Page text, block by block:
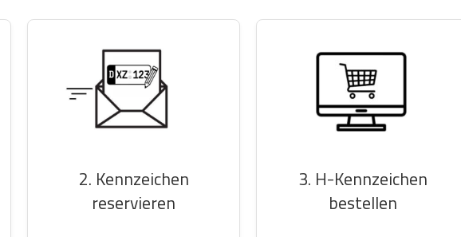
2. Kennzeichen
reservieren
3. H-Kennzeichen
bestellen